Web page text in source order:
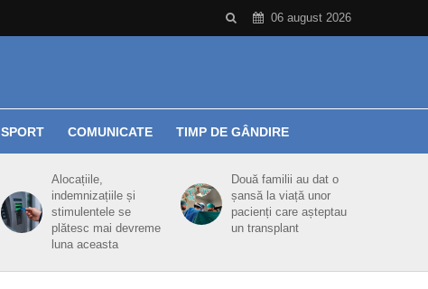
06 august 2026
SPORT COMUNICATE TIMP DE GÂNDIRE
Alocațiile,
indemnizațiile și
stimulentele se
plătesc mai devreme
luna aceasta
Două familii au dat o
șansă la viață unor
pacienți care așteptau
un transplant